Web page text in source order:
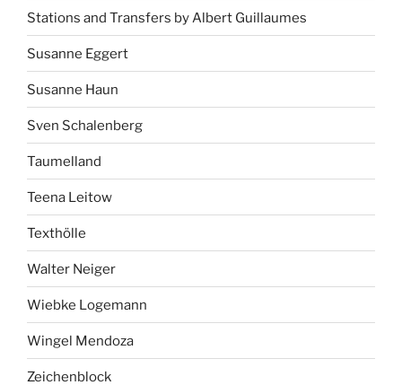
Stations and Transfers by Albert Guillaumes
Susanne Eggert
Susanne Haun
Sven Schalenberg
Taumelland
Teena Leitow
Texthölle
Walter Neiger
Wiebke Logemann
Wingel Mendoza
Zeichenblock